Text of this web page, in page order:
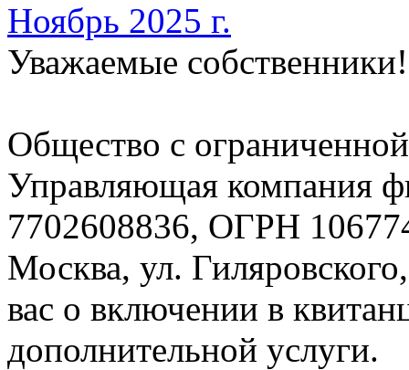
Ноябрь 2025 г.
Уважаемые собственники!
Общество с
Управляющая
7702608836, ОГРН
Москва, ул.
вас о включении в
дополнительной услуги.